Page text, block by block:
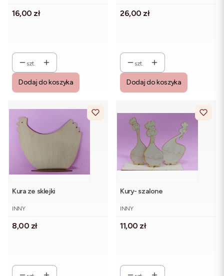
Cena
16,00 zł
szt.
Dodaj do koszyka
Cena
26,00 zł
szt.
Dodaj do koszyka
Kura ze sklejki
PRODUCENT
INNY
Cena
8,00 zł
Kury- szalone
PRODUCENT
INNY
Cena
11,00 zł